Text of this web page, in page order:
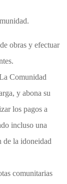
obras y efectuar
Comunidad
y abona su
los pagos a
incluso una
de la idoneidad
comunitarias